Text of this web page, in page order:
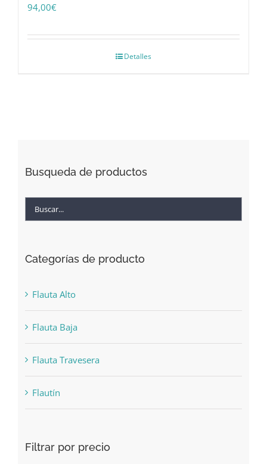
94,00€
Detalles
Busqueda de productos
Categorías de producto
Flauta Alto
Flauta Baja
Flauta Travesera
Flautín
Filtrar por precio